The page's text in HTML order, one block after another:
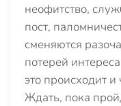
неофитство,
пост,
сменяются
потерей
это происходит
Ждать, пока